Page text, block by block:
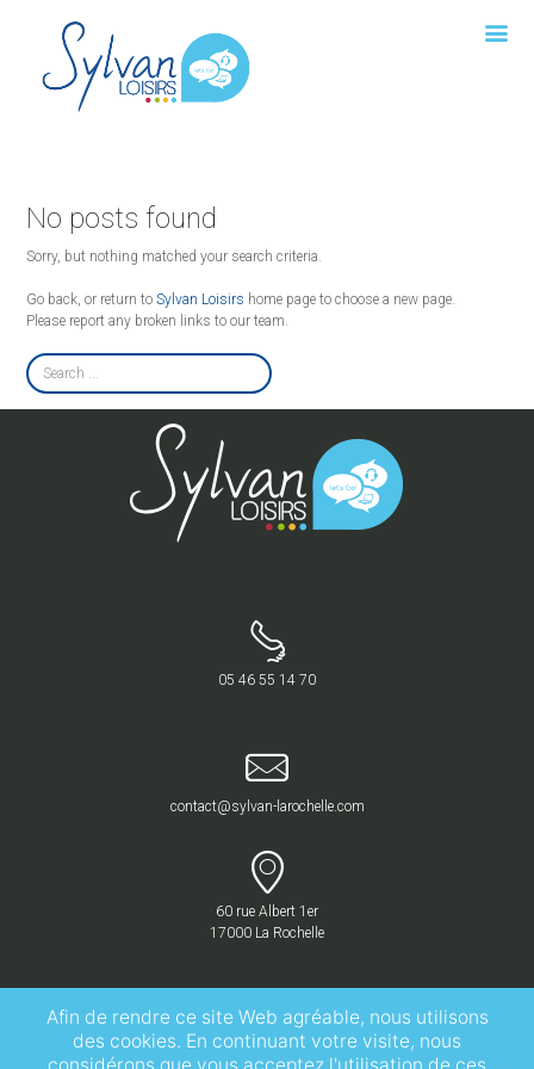
No posts found
Sorry, but nothing matched your search criteria.
Go back, or return toSylvan Loisirs home page to choose a new page.
Please report any broken links to our team.
05 46 55 14 70
contact@sylvan-larochelle.com
60 rue Albert 1er
17000 La Rochelle
Afin de rendre ce site Web agréable, nous utilisons
des cookies. En continuant votre visite, nous